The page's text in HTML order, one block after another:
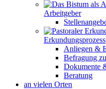
Arbeitgeber
Erkundungsprozess
Anliegen &
Befragung
Dokumente
Beratung
an vielen Orten